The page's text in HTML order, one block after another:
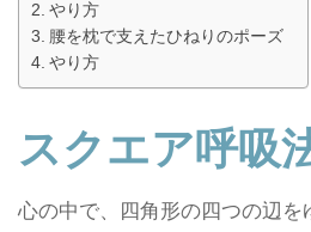
やり方
腰を枕で支えたひねりのポーズ
やり方
スクエア呼吸
心の中で、四角形の四つの辺を